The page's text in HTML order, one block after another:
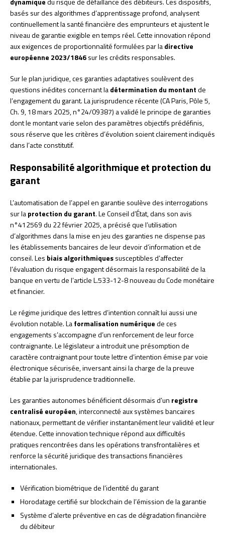
basés sur des algorithmes d’apprentissage profond, analysent
continuellement la santé financière des emprunteurs et ajustent le
niveau de garantie exigible en temps réel. Cette innovation répond
aux exigences de proportionnalité formulées par ladirective
européenne 2023/1846sur les crédits responsables.
Sur le plan juridique, ces garanties adaptatives soulèvent des
questions inédites concernant ladétermination du montantde
l’engagement du garant. La jurisprudence récente (CA Paris, Pôle 5,
Ch. 9, 18 mars 2025, n°24/09387) a validé le principe de garanties
dont le montant varie selon des paramètres objectifs prédéfinis,
sous réserve que les critères d’évolution soient clairement indiqués
dans l’acte constitutif.
Responsabilité algorithmique et protection du
garant
L’automatisation de l’appel en garantie soulève des interrogations
sur laprotection du garant. Le Conseil d’État, dans son avis
n°412569 du 22 février 2025, a précisé que l’utilisation
d’algorithmes dans la mise en jeu des garanties ne dispense pas
les établissements bancaires de leur devoir d’information et de
conseil. Les biais algorithmiquessusceptibles d’affecter
l’évaluation du risque engagent désormais la responsabilité de la
banque en vertu de l’article L.533-12-8 nouveau du Code monétaire
et financier.
Le régime juridique des lettres d’intention connaît lui aussi une
évolution notable. Laformalisation numériquede ces
engagements s’accompagne d’un renforcement de leur force
contraignante. Le législateur a introduit une présomption de
caractère contraignant pour toute lettre d’intention émise par voie
électronique sécurisée, inversant ainsi la charge de la preuve
établie par la jurisprudence traditionnelle.
Les garanties autonomes bénéficient désormais d’un registre
centralisé européen, interconnecté aux systèmes bancaires
nationaux, permettant de vérifier instantanément leur validité et leur
étendue. Cette innovation technique répond aux difficultés
pratiques rencontrées dans les opérations transfrontalières et
renforce la sécurité juridique des transactions financières
internationales.
Vérification biométrique de l’identité du garant
Horodatage certifié sur blockchain de l’émission de la garantie
Système d’alerte préventive en cas de dégradation financière
du débiteur